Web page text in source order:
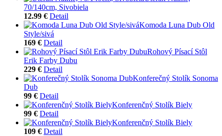
70/140cm, Sivobiela
12.99 € Detail
Komoda Luna Dub Old
Style/sivá
169 € Detail
Rohový Písací Stôl
Erik Farby Dubu
229 € Detail
Konferečný Stolík Sonoma
Dub
99 € Detail
Konferenčný Stolík Biely
99 € Detail
Konferenčný Stolík Biely
109 € Detail